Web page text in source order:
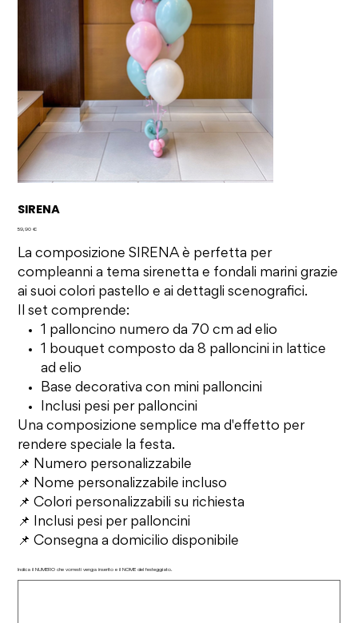
SIRENA
Prezzo
59,90 €
La composizione SIRENA è perfetta per
compleanni a tema sirenetta e fondali marini grazie
ai suoi colori pastello e ai dettagli scenografici.
Il set comprende:
1 palloncino numero da 70 cm ad elio
1 bouquet composto da 8 palloncini in lattice
ad elio
Base decorativa con mini palloncini
Inclusi pesi per palloncini
Una composizione semplice ma d'effetto per
rendere speciale la festa.
📌 Numero personalizzabile
📌 Nome personalizzabile incluso
📌 Colori personalizzabili su richiesta
📌 Inclusi pesi per palloncini
📌 Consegna a domicilio disponibile
Indica il NUMERO che vorresti venga inserito e il NOME del festeggiato.